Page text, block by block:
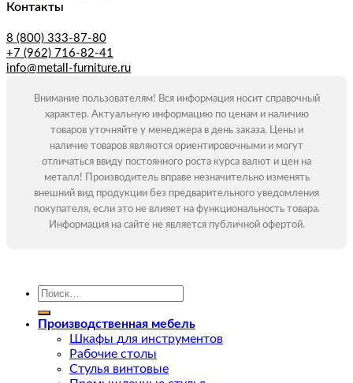
Контакты
8 (800) 333-87-80
+7 (962) 716-82-41
info@metall-furniture.ru
Внимание пользователям! Вся информация носит справочный
характер. Актуальную информацию по ценам и наличию
товаров уточняйте у менеджера в день заказа. Цены и
наличие товаров являются ориентировочными и могут
отличаться ввиду постоянного роста курса валют и цен на
металл! Производитель вправе незначительно изменять
внешний вид продукции без предварительного уведомления
покупателя, если это не влияет на функциональность товара.
Информация на сайте не является публичной офертой.
Искать:
Производственная мебель
Шкафы для инструментов
Рабочие столы
Стулья винтовые